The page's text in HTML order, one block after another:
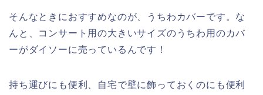
そんなときにおすすめなのが、うちわカバーです。な
んと、コンサート用の大きいサイズのうちわ用のカバ
ーがダイソーに売っているんです！
持ち運びにも便利、自宅で壁に飾っておくのにも便利